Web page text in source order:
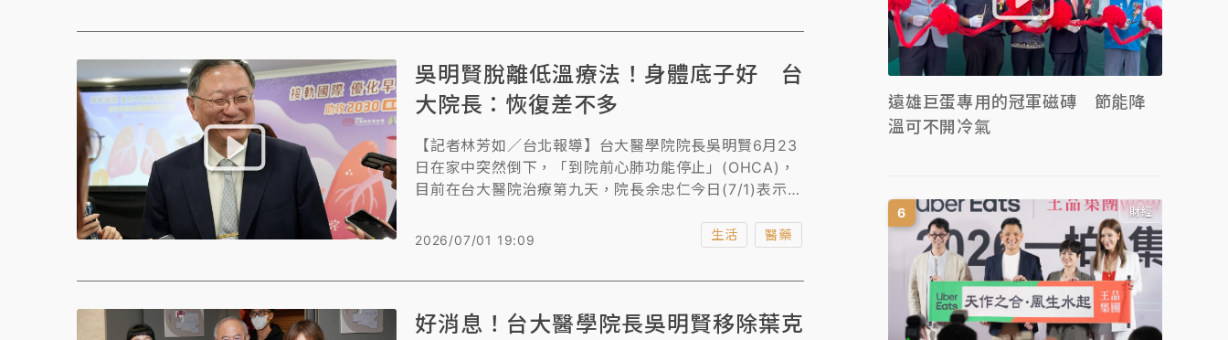
死亡率三分之一的目標。
吳明賢脫離低溫療法！身體底子好 台
大院長：恢復差不多
【記者林芳如／台北報導】台大醫學院院長吳明賢6月23
日在家中突然倒下，「到院前心肺功能停止」(OHCA)，
目前在台大醫院治療第九天，院長余忠仁今日(7/1)表示，
中，剛開始急救按照標準流程採低溫療法，現在已經沒
2026/07/01 19:09 生活 醫藥
好消息！台大醫學院長吳明賢移除葉克
遠雄巨蛋專用的冠軍磁磚 節能降
溫可不開冷氣
財經